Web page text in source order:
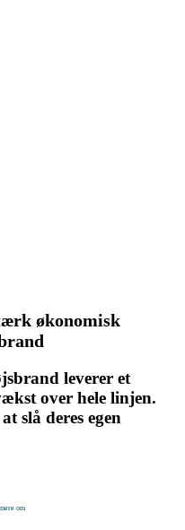
økonomisk
leverer et
over hele linjen.
slå deres egen
om